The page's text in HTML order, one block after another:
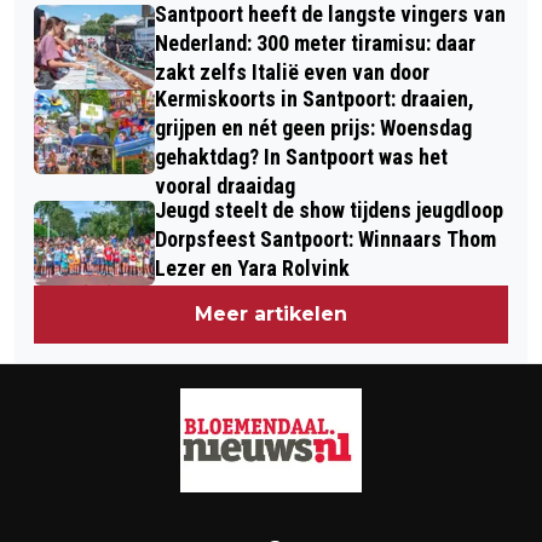
100E VERJAARDAG
REPARATIEBESTEMMINGSPLAN
BENNEBROEK 2016 VASTGESTELD
Santpoort heeft de langste vingers van
Nederland: 300 meter tiramisu: daar
zakt zelfs Italië even van door
Kermiskoorts in Santpoort: draaien,
grijpen en nét geen prijs: Woensdag
gehaktdag? In Santpoort was het
vooral draaidag
Jeugd steelt de show tijdens jeugdloop
Dorpsfeest Santpoort: Winnaars Thom
Lezer en Yara Rolvink
Meer artikelen